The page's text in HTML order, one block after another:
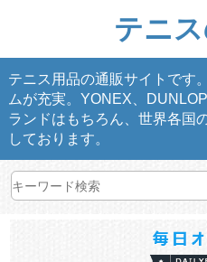
テニ
テニス用品の通販サイトです
ムが充実。YONEX、
ランドはもちろん、世界各国
しております。